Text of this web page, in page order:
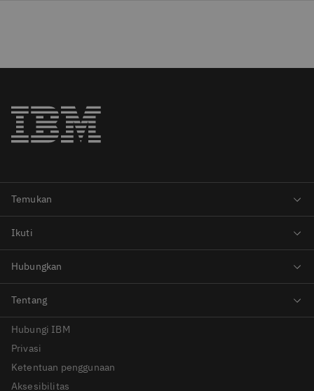
Hubungi IBM
Privasi
Ketentuan penggunaan
Aksesibilitas